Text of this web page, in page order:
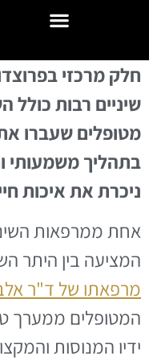
חלק מרכזי
שיניים רבות כולל
מטופלים שעברו
בתהליך משמעותי
ניכרת את איכות
אחת ממרפאות
המציעה בין היתר
מרפאתו של ד"ר
המטופלים ממערך
ידיו המנוסות